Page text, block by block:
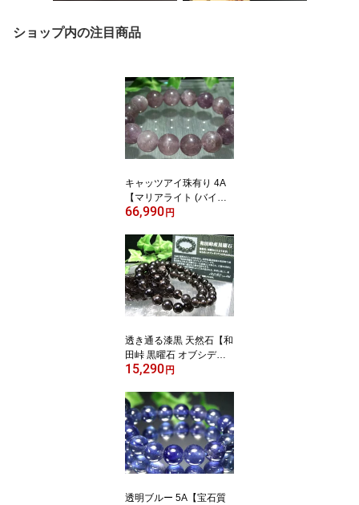
ショップ内の注目商品
キャッツアイ珠有り 4A
【マリアライト (バイオ
レットスキャポライト)
6珠 独特のキャッツアイ
効果 心を癒やす 慈愛の
パワー 一点もの【アフガ
ニスタン産】パワースト
ーン 天然石
66,990円
透き通る漆黒 天然石【和
田峠 黒曜石 オブシディ
アン ブレスレット】約1
産 黒曜石 透明感あり 最
強 魔除け 邪気払い 証明
書付き【長野県和田峠
産】 パワーストーン 天
然石
15,290円
透明ブルー 5A【宝石質